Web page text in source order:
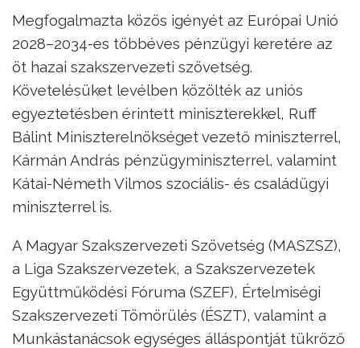
Megfogalmazta közös igényét az Európai Unió
2028–2034-es többéves pénzügyi keretére az
öt hazai szakszervezeti szövetség.
Követelésüket levélben közölték az uniós
egyeztetésben érintett miniszterekkel, Ruff
Bálint Miniszterelnökséget vezető miniszterrel,
Kármán András pénzügyminiszterrel, valamint
Kátai-Németh Vilmos szociális- és családügyi
miniszterrel is.
A Magyar Szakszervezeti Szövetség (MASZSZ),
a Liga Szakszervezetek, a Szakszervezetek
Együttműködési Fóruma (SZEF), Értelmiségi
Szakszervezeti Tömörülés (ÉSZT), valamint a
Munkástanácsok egységes álláspontját tükröző